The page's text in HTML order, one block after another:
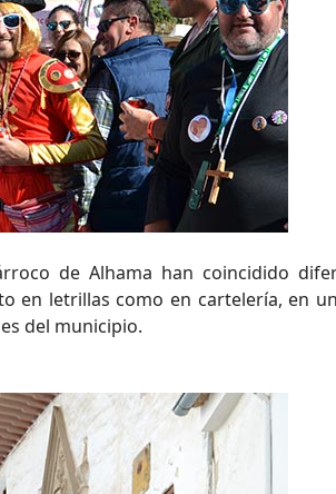
de Alhama han coincidido
en letrillas como en cartelería, en
del municipio.